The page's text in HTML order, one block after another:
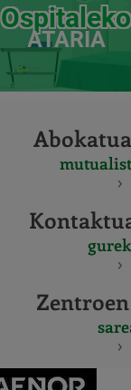
Ospitaleko
ATARIA
Abokatua
Zentroen